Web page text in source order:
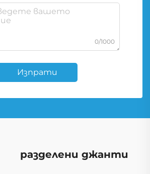
0/1000
Изпрати
разделени джанти